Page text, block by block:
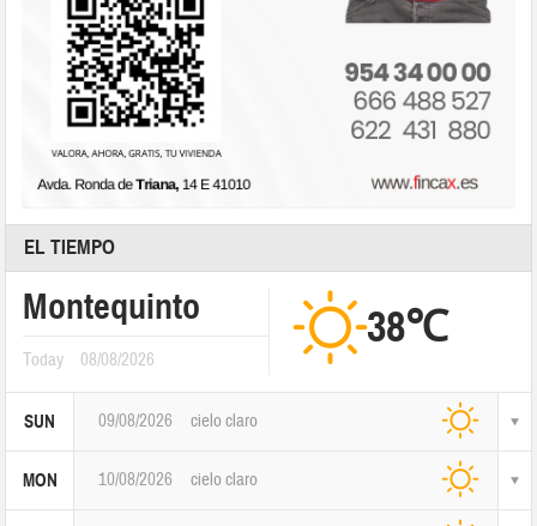
EL TIEMPO
Montequinto
Today 08/08/2026
38℃
SUN 09/08/2026 cielo claro
MON 10/08/2026 cielo claro